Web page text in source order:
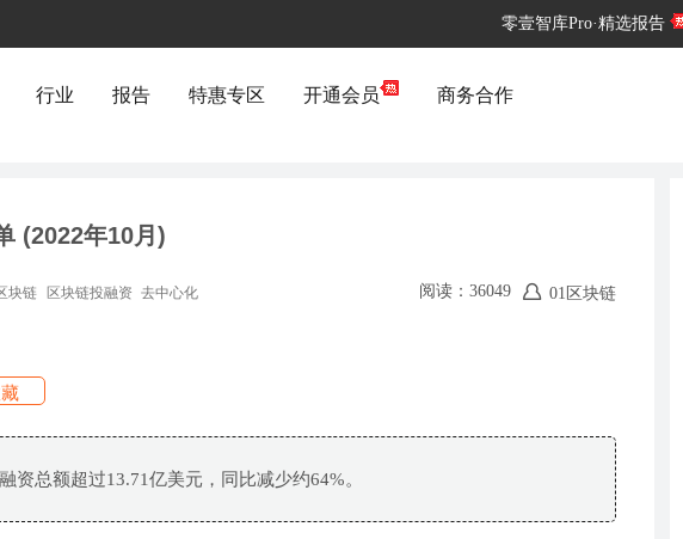
零壹智库Pro·精选报告
行业 报告 特惠专区 开通会员 商务合作
(2022年10月)
块链 区块链投融资 去中心化 阅读：36049 01区块链
资总额超过13.71亿美元，同比减少约64%。